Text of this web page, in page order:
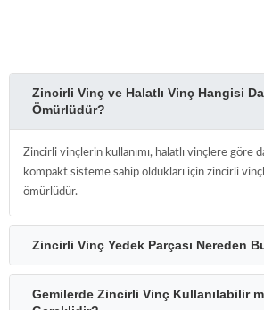
Zincirli Vinç ve Halatlı Vinç Hangisi
Ömürlüdür?
Zincirli vinçlerin kullanımı, halatlı vinçlere göre
kompakt sisteme sahip oldukları için zincirli
ömürlüdür.
Zincirli Vinç Yedek Parçası Nereden
Gemilerde Zincirli Vinç Kullanılabilir